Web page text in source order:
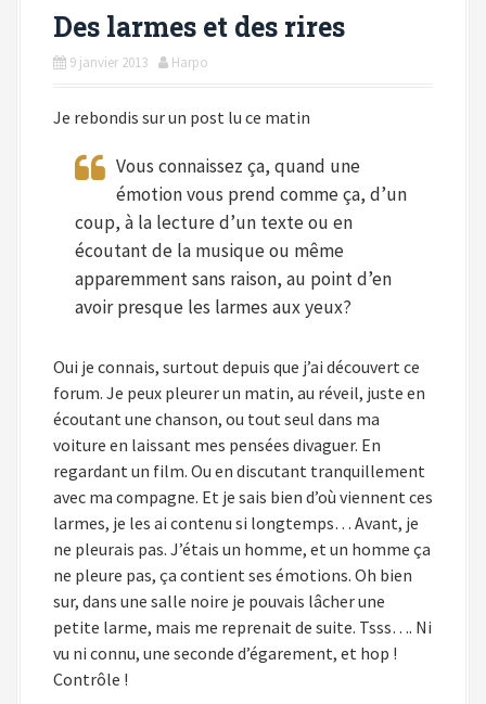
Des larmes et des rires
9 janvier 2013 Harpo
Je rebondis sur un post lu ce matin
Vous connaissez ça, quand une
émotion vous prend comme ça, d’un
coup, à la lecture d’un texte ou en
écoutant de la musique ou même
apparemment sans raison, au point d’en
avoir presque les larmes aux yeux?
Oui je connais, surtout depuis que j’ai découvert ce
forum. Je peux pleurer un matin, au réveil, juste en
écoutant une chanson, ou tout seul dans ma
voiture en laissant mes pensées divaguer. En
regardant un film. Ou en discutant tranquillement
avec ma compagne. Et je sais bien d’où viennent ces
larmes, je les ai contenu si longtemps… Avant, je
ne pleurais pas. J’étais un homme, et un homme ça
ne pleure pas, ça contient ses émotions. Oh bien
sur, dans une salle noire je pouvais lâcher une
petite larme, mais me reprenait de suite. Tsss…. Ni
vu ni connu, une seconde d’égarement, et hop !
Contrôle !